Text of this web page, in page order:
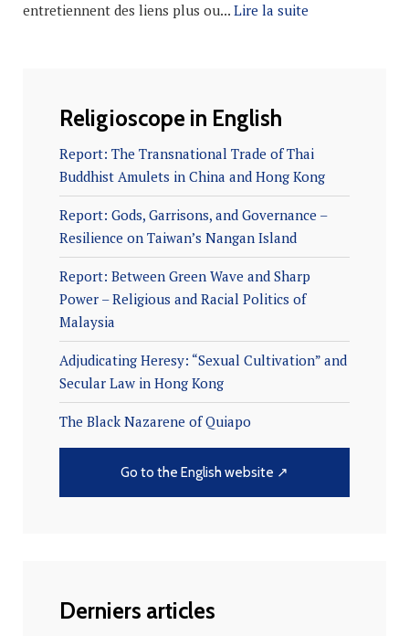
entretiennent des liens plus ou... Lire la suite
Religioscope in English
Report: The Transnational Trade of Thai
Buddhist Amulets in China and Hong Kong
Report: Gods, Garrisons, and Governance –
Resilience on Taiwan’s Nangan Island
Report: Between Green Wave and Sharp
Power – Religious and Racial Politics of
Malaysia
Adjudicating Heresy: “Sexual Cultivation” and
Secular Law in Hong Kong
The Black Nazarene of Quiapo
Go to the English website ↗
Derniers articles